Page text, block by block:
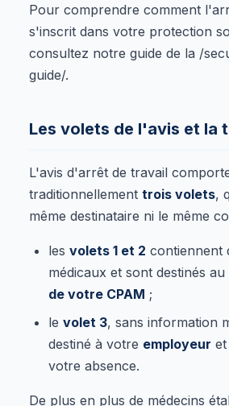
Pour comprendre comment
s'inscrit dans votre protection
consultez notre guide de la /
guide/.
Les volets de l'avis et la
L'avis d'arrêt de travail
traditionnellement trois volets,
même destinataire ni le même
les volets 1 et 2 contiennent
médicaux et sont destinés au
de votre CPAM ;
le volet 3, sans information
destiné à votre employeur
votre absence.
De plus en plus de médecins